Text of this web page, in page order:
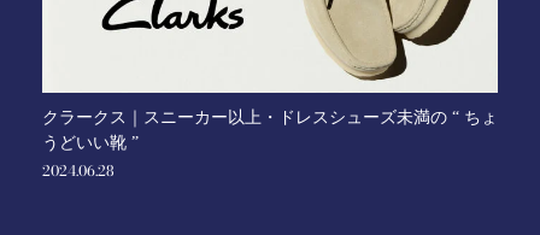
クラークス｜スニーカー以上・ドレスシューズ未満の “ ちょ
うどいい靴 ”
2024.06.28